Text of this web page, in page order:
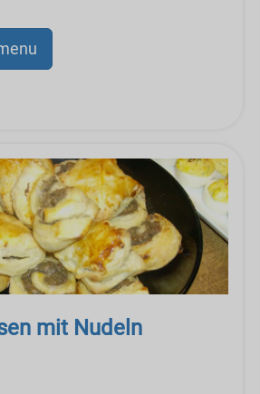
mit Nudeln